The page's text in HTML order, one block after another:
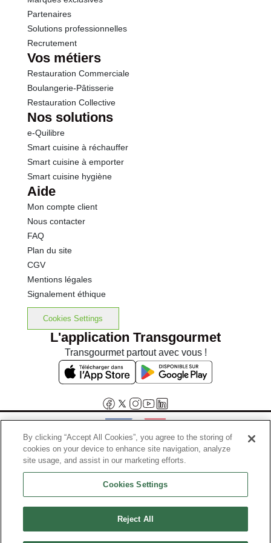
Calcium
Partenaires
Solutions professionnelles
Recrutement
Vos métiers
Restauration Commerciale
Boulangerie-Pâtisserie
Restauration Collective
Nos solutions
e-Quilibre
Smart cuisine à réchauffer
Smart cuisine à emporter
Smart cuisine hygiène
Aide
Mon compte client
Nous contacter
FAQ
Plan du site
CGV
Mentions légales
Signalement éthique
Cookies Settings
L'application Transgourmet
Transgourmet partout avec vous !
Interdiction de vente de boissons alcooliques aux mineurs de
moins de 18 ans
La preuve de majorité de l'acheteur est exigée au moment de la vente
Code de la santé publique, Aar.l.3342-1 et l.3353-3
By clicking “Accept All Cookies”, you agree to the storing of
cookies on your device to enhance site navigation, analyze
site usage, and assist in our marketing efforts.
Cookies Settings
Reject All